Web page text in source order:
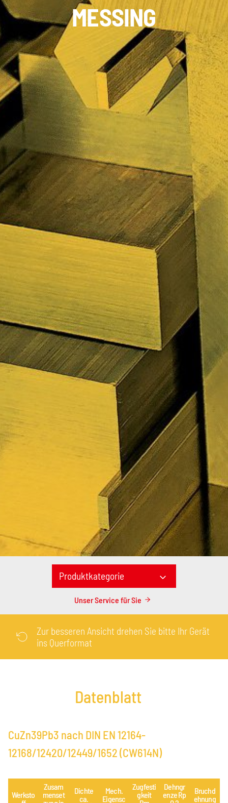
MESSING
Produktkategorie
Unser Service für Sie
Zur besseren Ansicht drehen Sie bitte Ihr Gerät
ins Querformat
Datenblatt
CuZn39Pb3 nach DIN EN 12164-
12168/12420/12449/1652 (CW614N)
Werksto
Zusam
menset
Dichte
ca.
Mech.
Eigensc
Zugfesti
gkeit
Dehngr
enze Rp
Bruchd
ehnung